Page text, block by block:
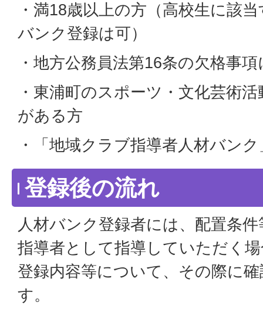
・満18歳以上の方（高校生に該
バンク登録は可）
・地方公務員法第16条の欠格事
・東浦町のスポーツ・文化芸術
がある方
・「地域クラブ指導者人材バン
登録後の流れ
人材バンク登録者には、配置条
指導者として指導していただく
登録内容等について、その際に
す。